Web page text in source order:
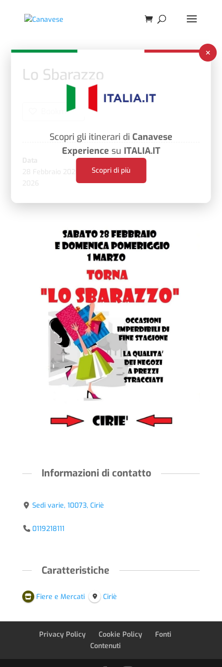
Lo Sbarazzo
Bookmark
1 Marzo
Informazioni di contatto
Sedi varie, 10073, Ciriè
0119218111
Caratteristiche
Fiere e Mercati Ciriè
Privacy Policy Cookie Policy
Fonti
Contenuti
×
Scopri gli itinerari di Canavese
Experience su ITALIA.IT
Scopri di più